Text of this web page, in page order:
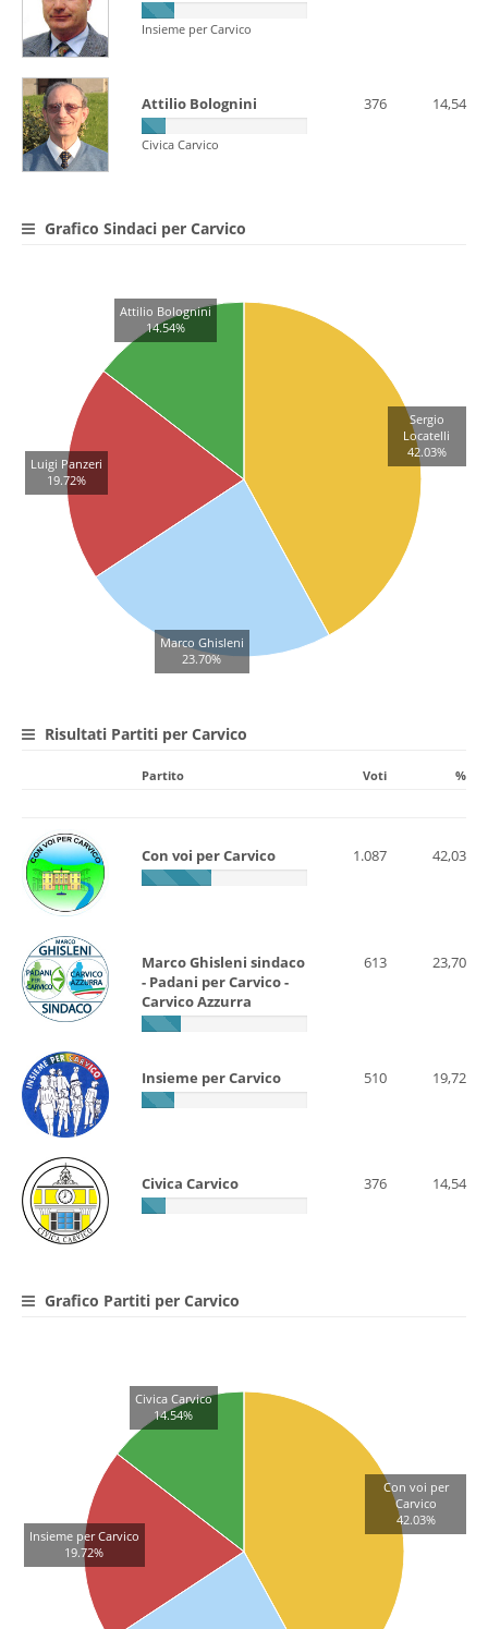
Insieme per Carvico
Attilio Bolognini
Civica Carvico
376 14,54
Grafico Sindaci per Carvico
Sergio
Locatelli
42.03%
Marco Ghisleni
23.70%
Luigi Panzeri
19.72%
Attilio Bolognini
14.54%
Risultati Partiti per Carvico
Partito Voti %
Con voi per Carvico 1.087 42,03
Marco Ghisleni sindaco
- Padani per Carvico -
Carvico Azzurra
613 23,70
Insieme per Carvico 510 19,72
Civica Carvico 376 14,54
Grafico Partiti per Carvico
Con voi per
Carvico
42.03%
Insieme per Carvico
19.72%
Civica Carvico
14.54%